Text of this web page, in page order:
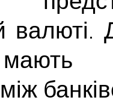
валюті.